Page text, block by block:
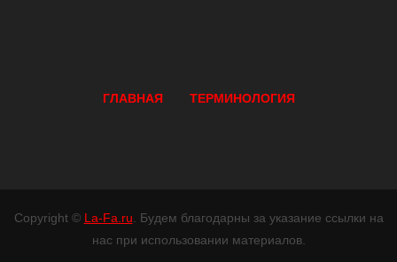
ГЛАВНАЯ ТЕРМИНОЛОГИЯ
Copyright © La-Fa.ru . Будем благодарны за указание ссылки на
нас при использовании материалов.